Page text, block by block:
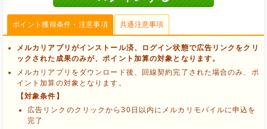
ポイント獲得条件・注意事項 共通注意事項
メルカリアプリがインストール済、ログイン状態で広告リンクをクリ
ックされた成果のみが、ポイント加算の対象となります。
メルカリアプリをダウンロード後、回線契約完了された場合のみ、ポ
イント加算の対象となります。
【対象条件】
広告リンクのクリックから30日以内にメルカリモバイルに申込を
完了